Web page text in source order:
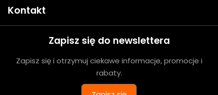
Kontakt
Zapisz się do newslettera
Zapisz się i otrzymuj ciekawe informacje, promocje i
rabaty.